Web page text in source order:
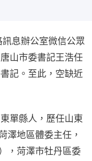
息辦公室微信公眾
山市委書記王浩任
記。至此，空缺近
單縣人，歷任山東
澤地區體委主任，
，菏澤市牡丹區委